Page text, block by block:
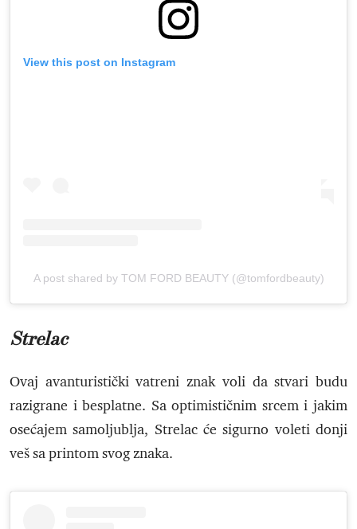
View this post on Instagram
A post shared by TOM FORD BEAUTY (@tomfordbeauty)
Strelac
Ovaj avanturistički vatreni znak voli da stvari budu
razigrane i besplatne. Sa optimističnim srcem i jakim
osećajem samoljublja, Strelac će sigurno voleti donji
veš sa printom svog znaka.